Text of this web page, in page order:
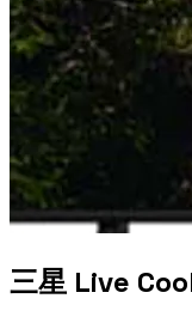
三星 Live